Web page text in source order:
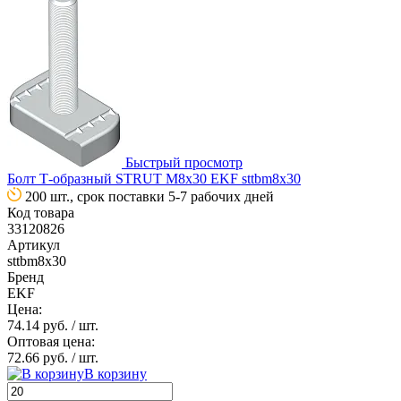
Быстрый просмотр
Болт Т-образный STRUT М8х30 EKF sttbm8x30
200 шт., срок поставки 5-7 рабочих дней
Код товара
33120826
Артикул
sttbm8x30
Бренд
EKF
Цена:
74.14 руб. / шт.
Оптовая цена:
72.66 руб. / шт.
В корзину